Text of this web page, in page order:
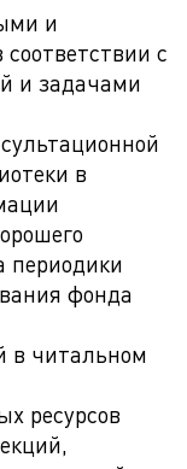
и
с
и задачами
в
периодики
фонда
в читальном
ресурсов